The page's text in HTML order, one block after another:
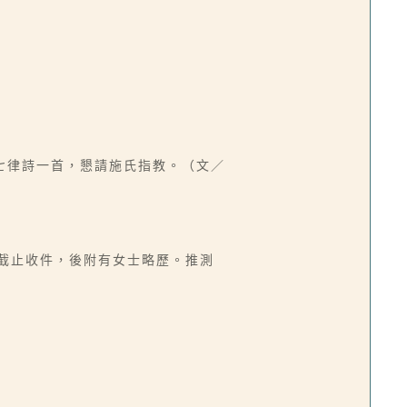
詩一首，懇請施氏指教。（文／
收件，後附有女士略歷。推測